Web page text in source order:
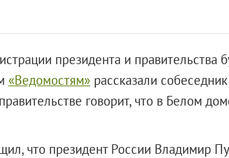
президента и правительства
«Ведомостям»рассказали
говорит, что в Белом
что президент России Владимир